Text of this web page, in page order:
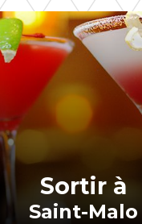
Sortir à
Saint-Malo